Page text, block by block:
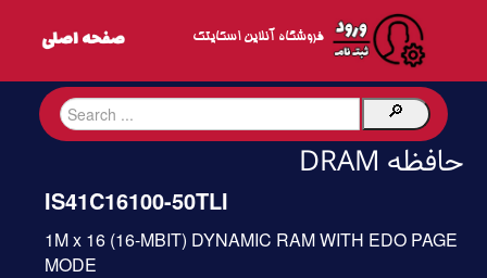
فروشگاه آنلاین اسکایتک
حافظه DRAM
IS41C16100-50TLI
1M x 16 (16-MBIT) DYNAMIC RAM WITH EDO PAGE
MODE